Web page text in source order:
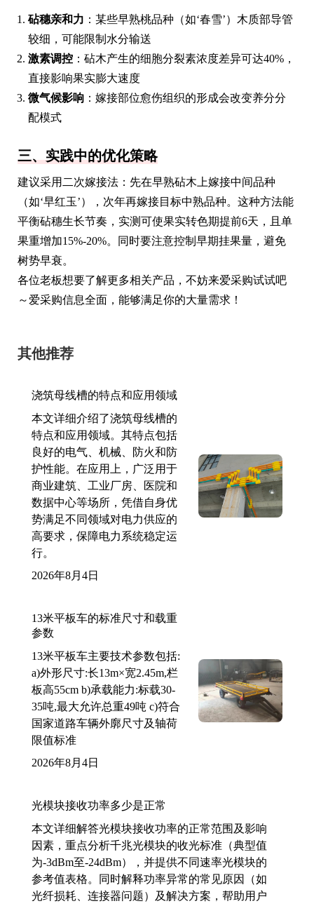
砧穗亲和力 ：某些早熟桃品种（如‘春雪’）木质部导管
较细，可能限制水分输送
激素调控 ：砧木产生的细胞分裂素浓度差异可达40%，
直接影响果实膨大速度
微气候影响 ：嫁接部位愈伤组织的形成会改变养分分
配模式
三、实践中的优化策略
建议采用二次嫁接法：先在早熟砧木上嫁接中间品种
（如‘早红玉’），次年再嫁接目标中熟品种。这种方法能
平衡砧穗生长节奏，实测可使果实转色期提前6天，且单
果重增加15%-20%。同时要注意控制早期挂果量，避免
树势早衰。
各位老板想要了解更多相关产品，不妨来爱采购试试吧
～爱采购信息全面，能够满足你的大量需求！
其他推荐
浇筑母线槽的特点和应用领域
本文详细介绍了浇筑母线槽的
特点和应用领域。其特点包括
良好的电气、机械、防火和防
护性能。在应用上，广泛用于
商业建筑、工业厂房、医院和
数据中心等场所，凭借自身优
势满足不同领域对电力供应的
高要求，保障电力系统稳定运
行。
2026年8月4日
13米平板车的标准尺寸和载重
参数
13米平板车主要技术参数包括:
a)外形尺寸:长13m×宽2.45m,栏
板高55cm b)承载能力:标载30-
35吨,最大允许总重49吨 c)符合
国家道路车辆外廓尺寸及轴荷
限值标准
2026年8月4日
光模块接收功率多少是正常
本文详细解答光模块接收功率的正常范围及影响
因素，重点分析千兆光模块的收光标准（典型值
为-3dBm至-24dBm），并提供不同速率光模块的
参考值表格。同时解释功率异常的常见原因（如
光纤损耗、连接器问题）及解决方案，帮助用户